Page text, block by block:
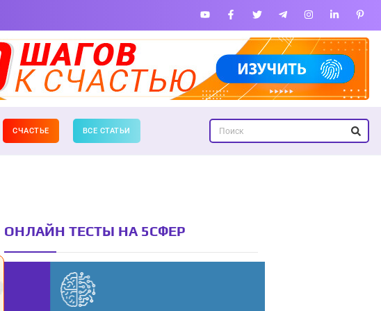
СЧАСТЬЕ ВСЕ СТАТЬИ
ОНЛАЙН ТЕСТЫ НА 5СФЕР